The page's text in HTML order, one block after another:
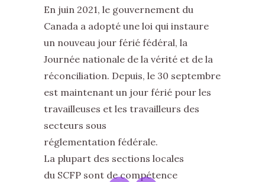
En juin 2021, le gouvernement du
Canada a adopté une loi qui instaure
un nouveau jour férié fédéral, la
Journée nationale de la vérité et de la
réconciliation. Depuis, le 30 septembre
est maintenant un jour férié pour les
travailleuses et les travailleurs des
secteurs sous
réglementation fédérale.
La plupart des sections locales
du SCFP sont de compétence